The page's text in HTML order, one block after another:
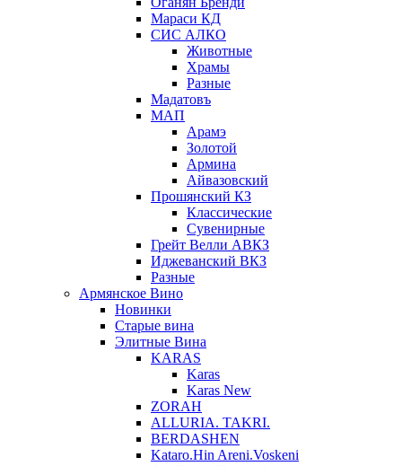
Мараси КД
СИС АЛКО
Животные
Храмы
Разные
Мадатовъ
МАП
Арамэ
Золотой
Армина
Айвазовский
Прошянский КЗ
Классические
Сувенирные
Грейт Велли АВКЗ
Иджеванский ВКЗ
Разные
Армянское Вино
Новинки
Старые вина
Элитные Вина
KARAS
Karas
Karas New
ZORAH
ALLURIA. TAKRI.
BERDASHEN
Kataro.Hin Areni.Voskeni